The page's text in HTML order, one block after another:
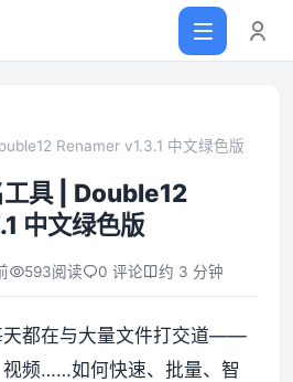
Renamer v1.3.1 中文绿色版
工具 | Double12
中文绿色版
593阅读 0 评论 约 3 分钟
天都在与大量文件打交道——
频……如何快速、批量、智